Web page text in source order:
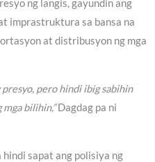
ng langis, gayundin ang
imprastruktura sa bansa na
at distribusyon ng mga
presyo, pero hindi ibig sabihin
mga bilihin,”Dagdag pa ni
sapat ang polisiya ng